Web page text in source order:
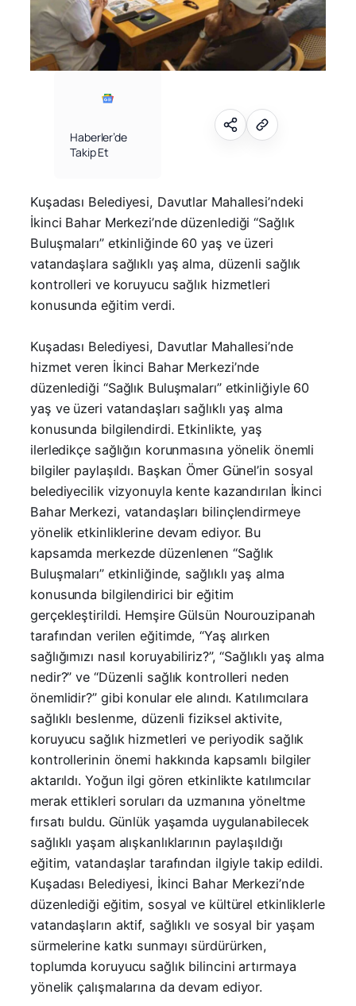
Haberler’de
Takip Et
Kuşadası Belediyesi, Davutlar Mahallesi’ndeki
İkinci Bahar Merkezi’nde düzenlediği “Sağlık
Buluşmaları” etkinliğinde 60 yaş ve üzeri
vatandaşlara sağlıklı yaş alma, düzenli sağlık
kontrolleri ve koruyucu sağlık hizmetleri
konusunda eğitim verdi.
Kuşadası Belediyesi, Davutlar Mahallesi’nde
hizmet veren İkinci Bahar Merkezi’nde
düzenlediği “Sağlık Buluşmaları” etkinliğiyle 60
yaş ve üzeri vatandaşları sağlıklı yaş alma
konusunda bilgilendirdi. Etkinlikte, yaş
ilerledikçe sağlığın korunmasına yönelik önemli
bilgiler paylaşıldı. Başkan Ömer Günel’in sosyal
belediyecilik vizyonuyla kente kazandırılan İkinci
Bahar Merkezi, vatandaşları bilinçlendirmeye
yönelik etkinliklerine devam ediyor. Bu
kapsamda merkezde düzenlenen “Sağlık
Buluşmaları” etkinliğinde, sağlıklı yaş alma
konusunda bilgilendirici bir eğitim
gerçekleştirildi. Hemşire Gülsün Nourouzipanah
tarafından verilen eğitimde, “Yaş alırken
sağlığımızı nasıl koruyabiliriz?”, “Sağlıklı yaş alma
nedir?” ve “Düzenli sağlık kontrolleri neden
önemlidir?” gibi konular ele alındı. Katılımcılara
sağlıklı beslenme, düzenli fiziksel aktivite,
koruyucu sağlık hizmetleri ve periyodik sağlık
kontrollerinin önemi hakkında kapsamlı bilgiler
aktarıldı. Yoğun ilgi gören etkinlikte katılımcılar
merak ettikleri soruları da uzmanına yöneltme
fırsatı buldu. Günlük yaşamda uygulanabilecek
sağlıklı yaşam alışkanlıklarının paylaşıldığı
eğitim, vatandaşlar tarafından ilgiyle takip edildi.
Kuşadası Belediyesi, İkinci Bahar Merkezi’nde
düzenlediği eğitim, sosyal ve kültürel etkinliklerle
vatandaşların aktif, sağlıklı ve sosyal bir yaşam
sürmelerine katkı sunmayı sürdürürken,
toplumda koruyucu sağlık bilincini artırmaya
yönelik çalışmalarına da devam ediyor.